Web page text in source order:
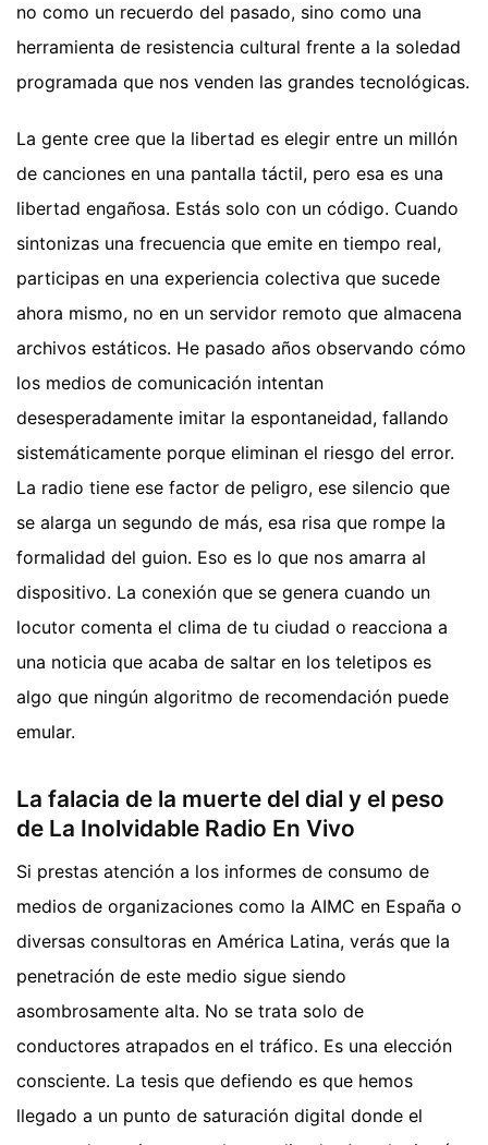
no como un recuerdo del pasado, sino como una
herramienta de resistencia cultural frente a la soledad
programada que nos venden las grandes tecnológicas.
La gente cree que la libertad es elegir entre un millón
de canciones en una pantalla táctil, pero esa es una
libertad engañosa. Estás solo con un código. Cuando
sintonizas una frecuencia que emite en tiempo real,
participas en una experiencia colectiva que sucede
ahora mismo, no en un servidor remoto que almacena
archivos estáticos. He pasado años observando cómo
los medios de comunicación intentan
desesperadamente imitar la espontaneidad, fallando
sistemáticamente porque eliminan el riesgo del error.
La radio tiene ese factor de peligro, ese silencio que
se alarga un segundo de más, esa risa que rompe la
formalidad del guion. Eso es lo que nos amarra al
dispositivo. La conexión que se genera cuando un
locutor comenta el clima de tu ciudad o reacciona a
una noticia que acaba de saltar en los teletipos es
algo que ningún algoritmo de recomendación puede
emular.
La falacia de la muerte del dial y el peso
de La Inolvidable Radio En Vivo
Si prestas atención a los informes de consumo de
medios de organizaciones como la AIMC en España o
diversas consultoras en América Latina, verás que la
penetración de este medio sigue siendo
asombrosamente alta. No se trata solo de
conductores atrapados en el tráfico. Es una elección
consciente. La tesis que defiendo es que hemos
llegado a un punto de saturación digital donde el